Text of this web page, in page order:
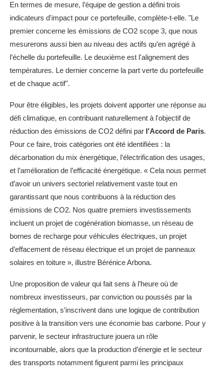
En termes de mesure, l’équipe de gestion a défini trois
indicateurs d'impact pour ce portefeuille, complète-t-elle. "Le
premier concerne les émissions de CO2 scope 3, que nous
mesurerons aussi bien au niveau des actifs qu’en agrégé à
l’échelle du portefeuille. Le deuxième est l'alignement des
températures. Le dernier concerne la part verte du portefeuille
et de chaque actif".
Pour être éligibles, les projets doivent apporter une réponse au
défi climatique, en contribuant naturellement à l'objectif de
réduction des émissions de CO2 défini par l'Accord de Paris.
Pour ce faire, trois catégories ont été identifiées : la
décarbonation du mix énergétique, l’électrification des usages,
et l’amélioration de l’efficacité énergétique. « Cela nous permet
d’avoir un univers sectoriel relativement vaste tout en
garantissant que nous contribuons à la réduction des
émissions de CO2. Nos quatre premiers investissements
incluent un projet de cogénération biomasse, un réseau de
bornes de recharge pour véhicules électriques, un projet
d’effacement de réseau électrique et un projet de panneaux
solaires en toiture », illustre Bérénice Arbona.
Une proposition de valeur qui fait sens à l’heure où de
nombreux investisseurs, par conviction ou poussés par la
réglementation, s’inscrivent dans une logique de contribution
positive à la transition vers une économie bas carbone. Pour y
parvenir, le secteur infrastructure jouera un rôle
incontournable, alors que la production d’énergie et le secteur
des transports notamment figurent parmi les principaux